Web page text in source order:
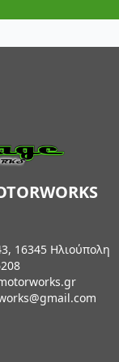
16345 Ηλιούπολη